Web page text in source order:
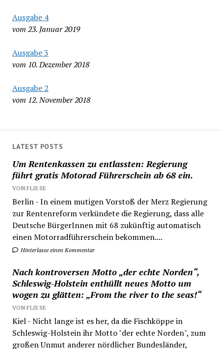
Ausgabe 4
vom 23. Januar 2019
Ausgabe 3
vom 10. Dezember 2018
Ausgabe 2
vom 12. November 2018
LATEST POSTS
Um Rentenkassen zu entlassten: Regierung
führt gratis Motorad Führerschein ab 68 ein.
VON FLIESE
Berlin - In einem mutigen Vorstoß der Merz Regierung
zur Rentenreform verkündete die Regierung, dass alle
Deutsche BürgerInnen mit 68 zukünftig automatisch
einen Motorradführerschein bekommen....
Hinterlasse einen Kommentar
Nach kontroversen Motto „der echte Norden“,
Schleswig-Holstein enthüllt neues Motto um
wogen zu glätten: „From the river to the seas!“
VON FLIESE
Kiel - Nicht lange ist es her, da die Fischköppe in
Schleswig-Holstein ihr Motto "der echte Norden", zum
großen Unmut anderer nördlicher Bundesländer,